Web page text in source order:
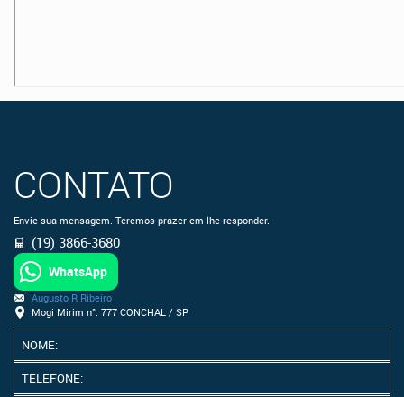
CONTATO
Envie sua mensagem. Teremos prazer em lhe responder.
(19) 3866-3680
WhatsApp
Augusto R Ribeiro
Mogi Mirim n°: 777 CONCHAL / SP